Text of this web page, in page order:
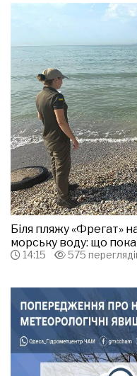
Біля пляжу «Фрегат»
морську воду: що
14:15 575